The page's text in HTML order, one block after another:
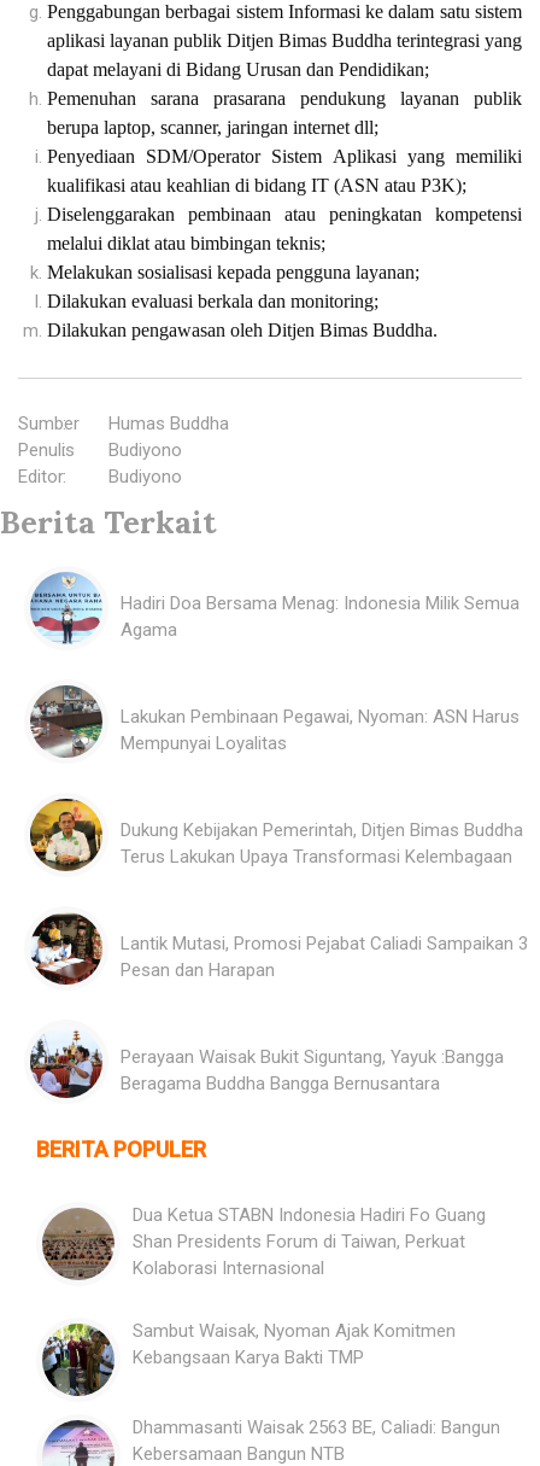
Penggabungan berbagai sistem Informasi ke dalam satu sistem
aplikasi layanan publik Ditjen Bimas Buddha terintegrasi yang
dapat melayani di Bidang Urusan dan Pendidikan;
Pemenuhan sarana prasarana pendukung layanan publik
berupa laptop, scanner, jaringan internet dll;
Penyediaan SDM/Operator Sistem Aplikasi yang memiliki
kualifikasi atau keahlian di bidang IT (ASN atau P3K);
Diselenggarakan pembinaan atau peningkatan kompetensi
melalui diklat atau bimbingan teknis;
Melakukan sosialisasi kepada pengguna layanan;
Dilakukan evaluasi berkala dan monitoring;
Dilakukan pengawasan oleh Ditjen Bimas Buddha.
Sumber
:
Humas Buddha
Penulis
:
Budiyono
Editor: Budiyono
Berita Terkait
Hadiri Doa Bersama Menag: Indonesia Milik Semua
Agama
Lakukan Pembinaan Pegawai, Nyoman: ASN Harus
Mempunyai Loyalitas
Dukung Kebijakan Pemerintah, Ditjen Bimas Buddha
Terus Lakukan Upaya Transformasi Kelembagaan
Lantik Mutasi, Promosi Pejabat Caliadi Sampaikan 3
Pesan dan Harapan
Perayaan Waisak Bukit Siguntang, Yayuk :Bangga
Beragama Buddha Bangga Bernusantara
BERITA POPULER
Dua Ketua STABN Indonesia Hadiri Fo Guang
Shan Presidents Forum di Taiwan, Perkuat
Kolaborasi Internasional
Sambut Waisak, Nyoman Ajak Komitmen
Kebangsaan Karya Bakti TMP
Dhammasanti Waisak 2563 BE, Caliadi: Bangun
Kebersamaan Bangun NTB